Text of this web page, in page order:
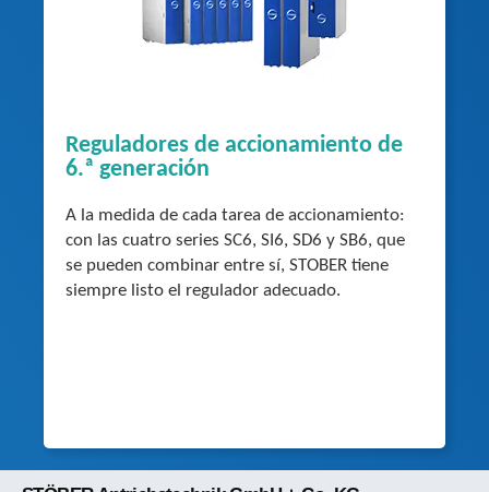
Reguladores de accionamiento de
6.ª generación
A la medida de cada tarea de accionamiento:
con las cuatro series SC6, SI6, SD6 y SB6, que
se pueden combinar entre sí, STOBER tiene
siempre listo el regulador adecuado.